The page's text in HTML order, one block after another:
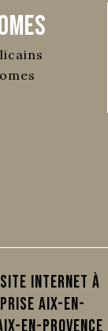
site internet à
Aix-en-
en-Provence